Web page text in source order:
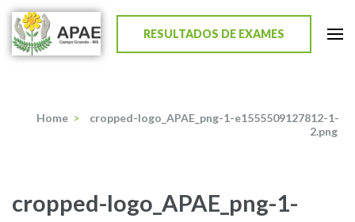
APAE de Campo Grande
RESULTADOS DE EXAMES
Home >
cropped-logo_APAE_png-1-e1555509127812-1-
2.png
cropped-logo_APAE_png-1-